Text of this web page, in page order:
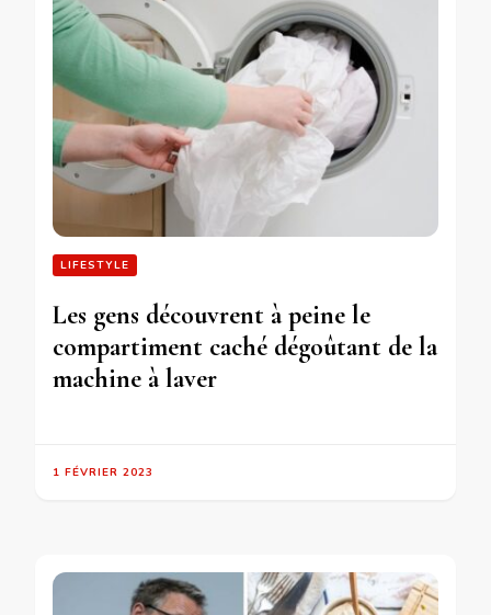
LIFESTYLE
Les gens découvrent à peine le
compartiment caché dégoûtant de la
machine à laver
1 FÉVRIER 2023